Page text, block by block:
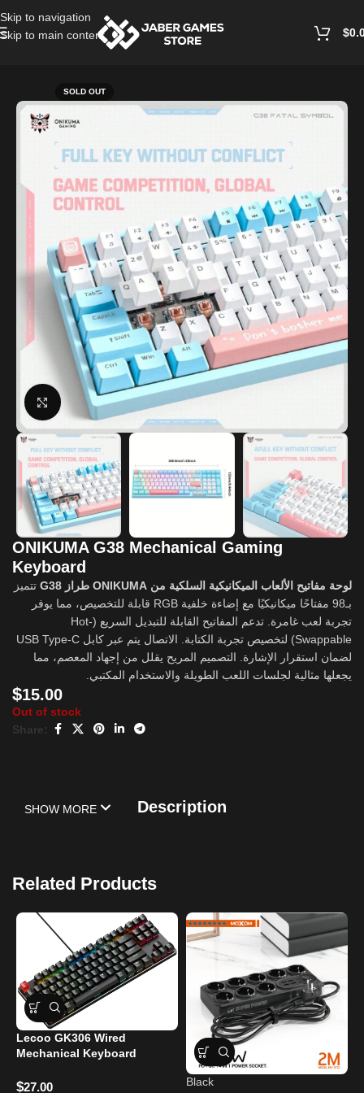
Skip to navigation
Skip to main content
$
SOLD OUT
Click to enlarge
ONIKUMA G38 Mechanical Gaming
Keyboard
لوحة مفاتيح الألعاب الميكانيكية السلكية من ONIKUMA طراز G38
تتميز
بـ98 مفتاحًا ميكانيكيًا مع إضاءة خلفية RGB قابلة للتخصيص، مما يوفر
تجربة لعب غامرة. تدعم المفاتيح القابلة للتبديل السريع (Hot-
Swappable) لتخصيص تجربة الكتابة. الاتصال يتم عبر كابل USB Type-C
لضمان استقرار الإشارة. التصميم المريح يقلل من إجهاد المعصم، مما
يجعلها مثالية لجلسات اللعب الطويلة والاستخدام المكتبي.
$15.00
Out of stock
Share:
Description
SHOW MORE
Related Products
Lecoo GK306 Wired
Mechanical Keyboard
$27.00
Black